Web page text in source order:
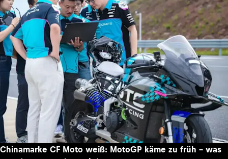
Chinamarke CF Moto weiß: MotoGP käme zu früh – was